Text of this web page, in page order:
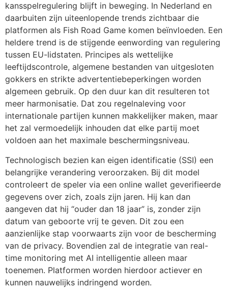
kansspelregulering blijft in beweging. In Nederland en
daarbuiten zijn uiteenlopende trends zichtbaar die
platformen als Fish Road Game komen beïnvloeden. Een
heldere trend is de stijgende eenwording van regulering
tussen EU-lidstaten. Principes als wettelijke
leeftijdscontrole, algemene bestanden van uitgesloten
gokkers en strikte advertentiebeperkingen worden
algemeen gebruik. Op den duur kan dit resulteren tot
meer harmonisatie. Dat zou regelnaleving voor
internationale partijen kunnen makkelijker maken, maar
het zal vermoedelijk inhouden dat elke partij moet
voldoen aan het maximale beschermingsniveau.
Technologisch bezien kan eigen identificatie (SSI) een
belangrijke verandering veroorzaken. Bij dit model
controleert de speler via een online wallet geverifieerde
gegevens over zich, zoals zijn jaren. Hij kan dan
aangeven dat hij “ouder dan 18 jaar” is, zonder zijn
datum van geboorte vrij te geven. Dit zou een
aanzienlijke stap voorwaarts zijn voor de bescherming
van de privacy. Bovendien zal de integratie van real-
time monitoring met AI intelligentie alleen maar
toenemen. Platformen worden hierdoor actiever en
kunnen nauwelijks indringend worden.